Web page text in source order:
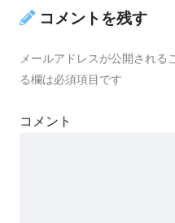
コメントを残す
メールアドレスが公開される
る欄は必須項目です
コメント